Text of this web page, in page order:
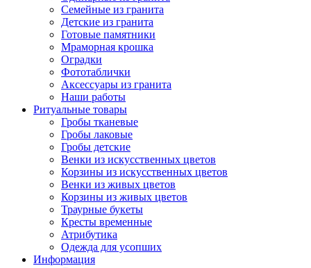
Семейные из гранита
Детские из гранита
Готовые памятники
Мраморная крошка
Оградки
Фототаблички
Аксессуары из гранита
Наши работы
Ритуальные товары
Гробы тканевые
Гробы лаковые
Гробы детские
Венки из искусственных цветов
Корзины из искусственных цветов
Венки из живых цветов
Корзины из живых цветов
Траурные букеты
Кресты временные
Атрибутика
Одежда для усопших
Информация